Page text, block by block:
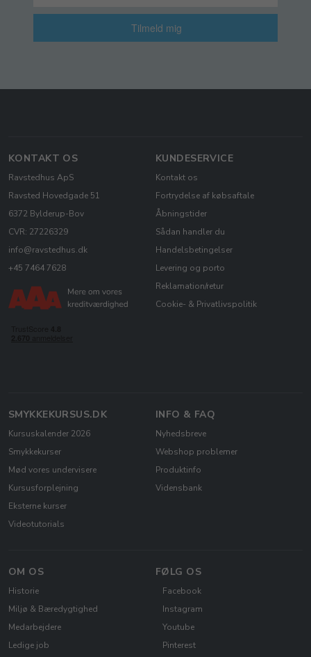
Tilmeld mig
KONTAKT OS
Ravstedhus ApS
Ravsted Hovedgade 51
6372 Bylderup-Bov
CVR: 27226329
info@ravstedhus.dk
+45 7464 7628
KUNDESERVICE
Kontakt os
Fortrydelse af købsaftale
Åbningstider
Sådan handler du
Handelsbetingelser
Levering og porto
Reklamation/retur
Cookie- & Privatlivspolitik
SMYKKEKURSUS.DK
Kursuskalender 2026
Smykkekurser
Mød vores undervisere
Kursusforplejning
Eksterne kurser
Videotutorials
INFO & FAQ
Nyhedsbreve
Webshop problemer
Produktinfo
Vidensbank
OM OS
Historie
Miljø & Bæredygtighed
Medarbejdere
Ledige job
FØLG OS
Facebook
Instagram
Youtube
Pinterest